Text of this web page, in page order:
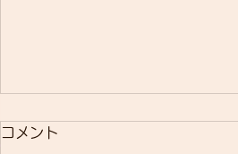
コメント